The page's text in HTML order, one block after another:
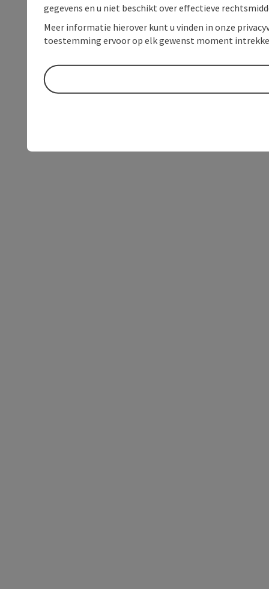
gegevens en u niet beschikt over effectieve
Meer informatie hierover kunt u vinden in onze
toestemming ervoor op elk gewenst moment